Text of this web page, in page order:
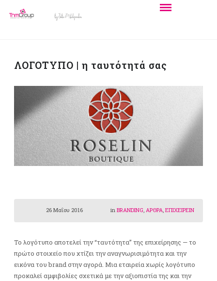
ΛΟΓΟΤΥΠΟ | η ταυτότητά σας
26 Μαΐου 2016 in BRANDING ΑΡΘΡΑ ΕΠΙΧΕΙΡΕΙΝ
Το λογότυπο αποτελεί την “ταυτότητα” της επιχείρησης — το
πρώτο στοιχείο που χτίζει την αναγνωρισιμότητα και την
εικόνα του brand στην αγορά. Μια εταιρεία χωρίς λογότυπο
προκαλεί αμφιβολίες σχετικά με την αξιοπιστία της και την